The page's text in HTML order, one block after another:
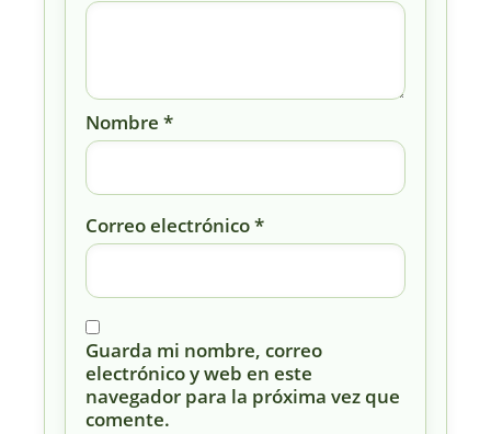
Nombre *
Correo electrónico*
Guarda mi nombre, correo
electrónico y web en este
navegador para la próxima vez que
comente.